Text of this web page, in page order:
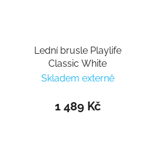
Lední brusle Playlife
Classic White
Skladem externě
1 489 Kč